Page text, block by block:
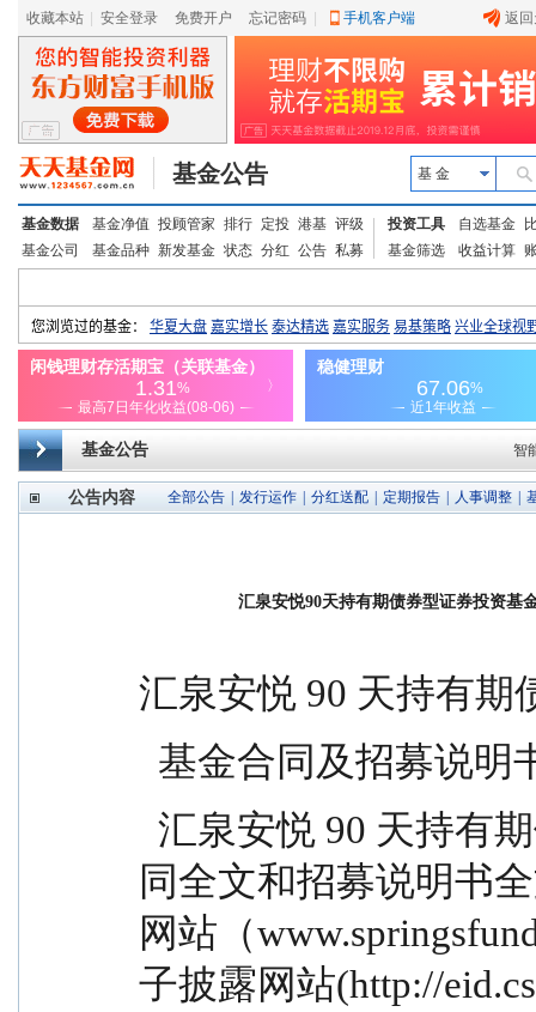
收藏本站 安全登录 免费开户 忘记密码 手机客户端 返
基金公告 基 金
基金数据 基金净值 投顾管家 排行 定投 港基 评级
基金公司
基金品种 新发基金 状态 分红 公告 私募
投资工具 自选基金
基金筛选
收益计算
基金公告 智
公告内容 全部公告 发行运作 分红送配 定期报告 人事调整
汇泉安悦90天持有期债券型证券投资基
汇泉安悦 90 天持有期
基金合同及招募说
同全文和招募说明书
网站（
子披露网站(http://